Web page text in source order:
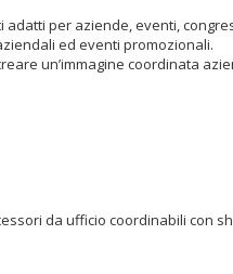
per aziende, eventi,
ed eventi promozionali.
un’immagine coordinata
da ufficio coordinabili con